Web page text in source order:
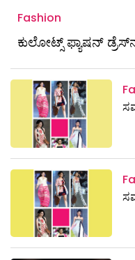
Fashion
ಕುಲೋಟ್ಸ್ ಫ್ಯಾಷನ್‌